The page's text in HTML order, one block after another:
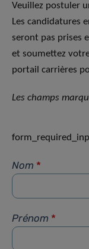
Veuillez postuler
Les candidatures
seront pas prises
et soumettez
portail carrières
Les champs
Nom *
Prénom *